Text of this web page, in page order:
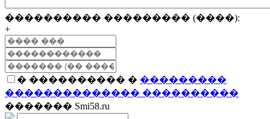
���������� ��������� (����):
+
� ���������� � ���������
�������������� ����������
������� Smi58.ru